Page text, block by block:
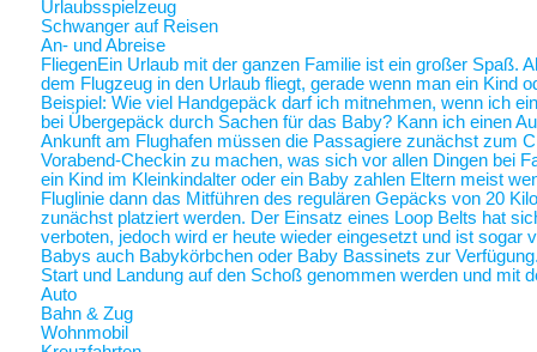
Urlaubsspielzeug
Schwanger auf Reisen
An- und Abreise
FliegenEin Urlaub mit der ganzen Familie ist ein großer Spaß.
dem Flugzeug in den Urlaub fliegt, gerade wenn man ein Kind
Beispiel: Wie viel Handgepäck darf ich mitnehmen, wenn ich
bei Übergepäck durch Sachen für das Baby? Kann ich einen
Ankunft am Flughafen müssen die Passagiere zunächst zum
Vorabend-Checkin zu machen, was sich vor allen Dingen bei
ein Kind im Kleinkindalter oder ein Baby zahlen Eltern meist
Fluglinie dann das Mitführen des regulären Gepäcks von 20
zunächst platziert werden. Der Einsatz eines Loop Belts hat
verboten, jedoch wird er heute wieder eingesetzt und ist sogar
Babys auch Babykörbchen oder Baby Bassinets zur
Start und Landung auf den Schoß genommen werden und mit
Auto
Bahn & Zug
Wohnmobil